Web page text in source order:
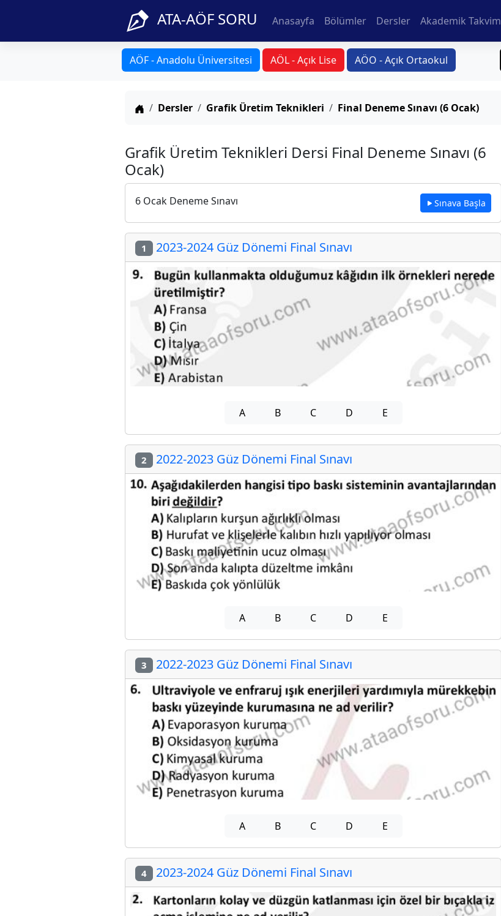
ATA-AÖF SORU Anasayfa Bölümler Dersler Akademik Takvim
AÖF - Anadolu Üniversitesi AÖL - Açık Lise AÖO - Açık Ortaokul
Anasayfa
Dersler Grafik Üretim Teknikleri Final Deneme Sınavı (6 Ocak)
Grafik Üretim Teknikleri Dersi Final Deneme Sınavı (6
Ocak)
6 Ocak Deneme Sınavı Sınava Başla
1 2023-2024 Güz Dönemi Final Sınavı
A B C D E
2 2022-2023 Güz Dönemi Final Sınavı
A B C D E
3 2022-2023 Güz Dönemi Final Sınavı
A B C D E
4 2023-2024 Güz Dönemi Final Sınavı